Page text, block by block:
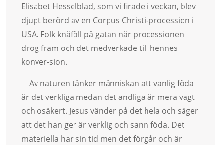
Elisabet Hesselblad, som vi firade i veckan, blev
djupt berörd av en Corpus Christi-procession i
USA. Folk knäföll på gatan när processionen
drog fram och det medverkade till hennes
konver-sion.
Av na­tu­ren tänker människan att vanlig föda
är det verk­liga medan det an­d­­liga är mera vagt
och osäkert. Jesus vänder på det hela och säger
att det han ger är verklig och sann föda. Det
materiella har sin tid men det förgår och är